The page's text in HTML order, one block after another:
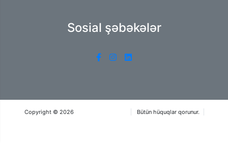
Sosial şəbəkələr
Copyright © 2026
Bütün hüquqlar qorunur.